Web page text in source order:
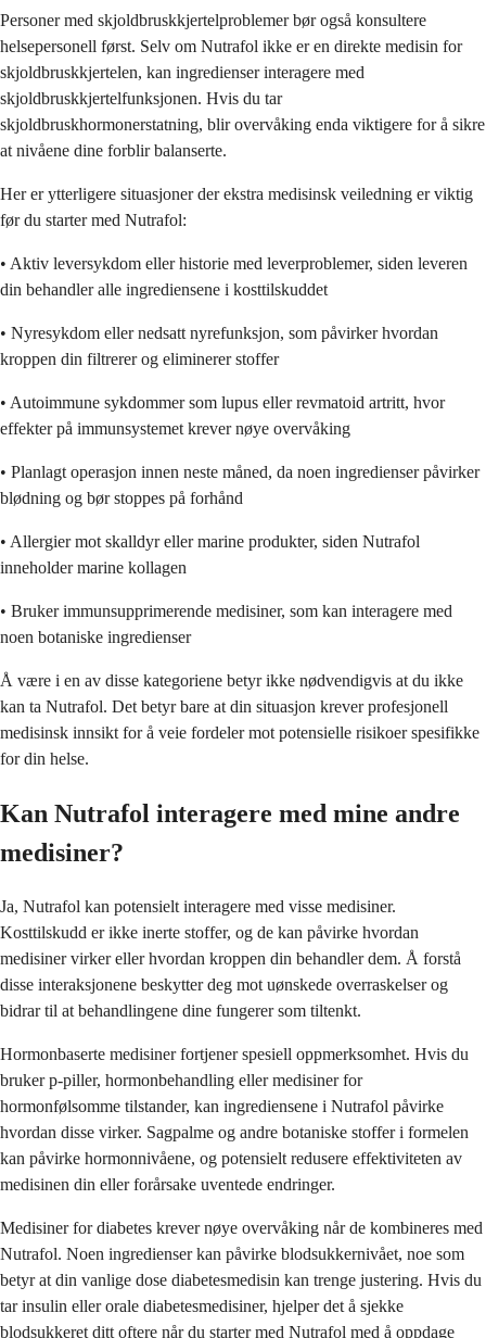
Personer med skjoldbruskkjertelproblemer bør også konsultere
helsepersonell først. Selv om Nutrafol ikke er en direkte medisin for
skjoldbruskkjertelen, kan ingredienser interagere med
skjoldbruskkjertelfunksjonen. Hvis du tar
skjoldbruskhormonerstatning, blir overvåking enda viktigere for å sikre
at nivåene dine forblir balanserte.
Her er ytterligere situasjoner der ekstra medisinsk veiledning er viktig
før du starter med Nutrafol:
• Aktiv leversykdom eller historie med leverproblemer, siden leveren
din behandler alle ingrediensene i kosttilskuddet
• Nyresykdom eller nedsatt nyrefunksjon, som påvirker hvordan
kroppen din filtrerer og eliminerer stoffer
• Autoimmune sykdommer som lupus eller revmatoid artritt, hvor
effekter på immunsystemet krever nøye overvåking
• Planlagt operasjon innen neste måned, da noen ingredienser påvirker
blødning og bør stoppes på forhånd
• Allergier mot skalldyr eller marine produkter, siden Nutrafol
inneholder marine kollagen
• Bruker immunsupprimerende medisiner, som kan interagere med
noen botaniske ingredienser
Å være i en av disse kategoriene betyr ikke nødvendigvis at du ikke
kan ta Nutrafol. Det betyr bare at din situasjon krever profesjonell
medisinsk innsikt for å veie fordeler mot potensielle risikoer spesifikke
for din helse.
Kan Nutrafol interagere med mine andre
medisiner?
Ja, Nutrafol kan potensielt interagere med visse medisiner.
Kosttilskudd er ikke inerte stoffer, og de kan påvirke hvordan
medisiner virker eller hvordan kroppen din behandler dem. Å forstå
disse interaksjonene beskytter deg mot uønskede overraskelser og
bidrar til at behandlingene dine fungerer som tiltenkt.
Hormonbaserte medisiner fortjener spesiell oppmerksomhet. Hvis du
bruker p-piller, hormonbehandling eller medisiner for
hormonfølsomme tilstander, kan ingrediensene i Nutrafol påvirke
hvordan disse virker. Sagpalme og andre botaniske stoffer i formelen
kan påvirke hormonnivåene, og potensielt redusere effektiviteten av
medisinen din eller forårsake uventede endringer.
Medisiner for diabetes krever nøye overvåking når de kombineres med
Nutrafol. Noen ingredienser kan påvirke blodsukkernivået, noe som
betyr at din vanlige dose diabetesmedisin kan trenge justering. Hvis du
tar insulin eller orale diabetesmedisiner, hjelper det å sjekke
blodsukkeret ditt oftere når du starter med Nutrafol med å oppdage